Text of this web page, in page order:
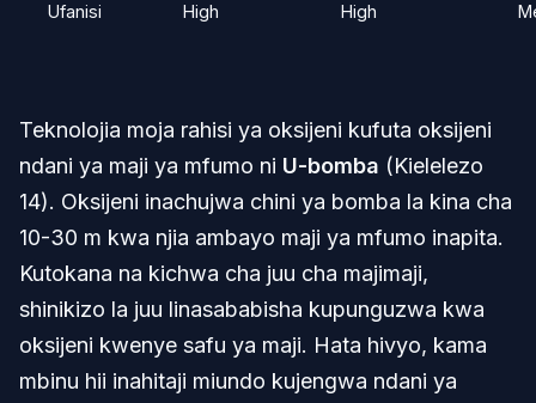
Ufanisi High High
Teknolojia moja rahisi ya oksijeni kufuta oksijeni
ndani ya maji ya mfumo ni U-bomba (Kielelezo
14). Oksijeni inachujwa chini ya bomba la kina cha
10-30 m kwa njia ambayo maji ya mfumo inapita.
Kutokana na kichwa cha juu cha majimaji,
shinikizo la juu linasababisha kupunguzwa kwa
oksijeni kwenye safu ya maji. Hata hivyo, kama
mbinu hii inahitaji miundo kujengwa ndani ya